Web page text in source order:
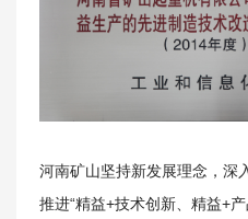
河南矿山坚持新发展理念，深
推进“精益+技术创新、精益+